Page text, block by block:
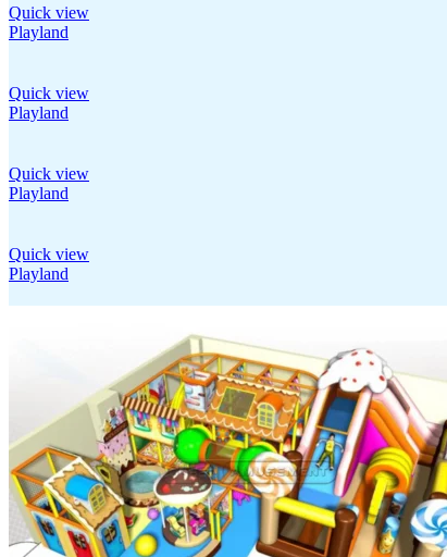
Quick view
Playland
Quick view
Playland
Quick view
Playland
Quick view
Playland